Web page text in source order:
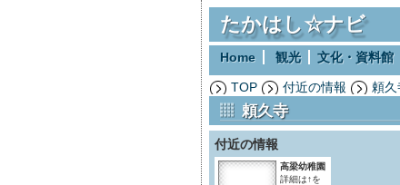
たかはし☆ナビ
Home 観光 文化・資料館
TOP 付近の情報 頼久
頼久寺
付近の情報
高梁幼稚園
詳細は↑を